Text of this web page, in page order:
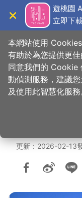
主
遊桃園
立即下
首頁 > 想去的地方 > 住宿
黃金海
星)
更新：2026-02-13
本網站使用
有助於為您提供更
同意我們的 Cookie
動偵測服務，建議
及使用此智慧化服務